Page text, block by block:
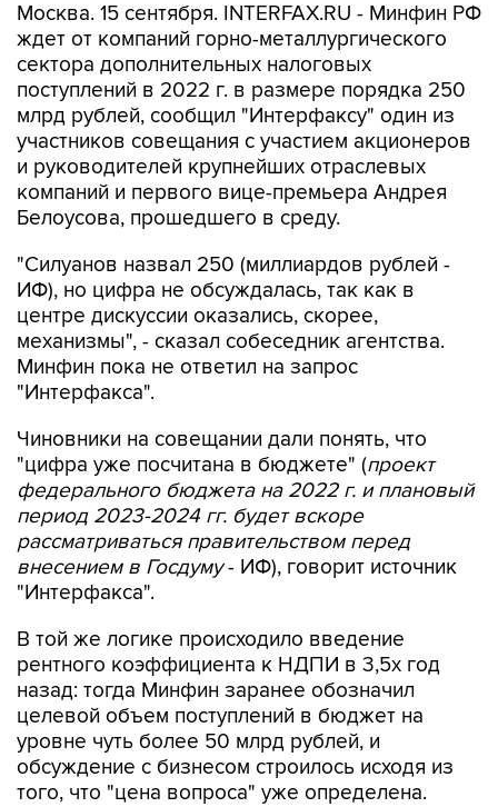
Москва. 15 сентября. INTERFAX.RU - Минфин РФ
ждет от компаний горно-металлургического
сектора дополнительных налоговых
поступлений в 2022 г. в размере порядка 250
млрд рублей, сообщил "Интерфаксу" один из
участников совещания с участием акционеров
и руководителей крупнейших отраслевых
компаний и первого вице-премьера Андрея
Белоусова, прошедшего в среду.
"Силуанов назвал 250 (миллиардов рублей -
ИФ), но цифра не обсуждалась, так как в
центре дискуссии оказались, скорее,
механизмы", - сказал собеседник агентства.
Минфин пока не ответил на запрос
"Интерфакса".
Чиновники на совещании дали понять, что
"цифра уже посчитана в бюджете" (проект
федерального бюджета на 2022 г. и плановый
период 2023-2024 гг. будет вскоре
рассматриваться правительством перед
внесением в Госдуму- ИФ), говорит источник
"Интерфакса".
В той же логике происходило введение
рентного коэффициента к НДПИ в 3,5х год
назад: тогда Минфин заранее обозначил
целевой объем поступлений в бюджет на
уровне чуть более 50 млрд рублей, и
обсуждение с бизнесом строилось исходя из
того, что "цена вопроса" уже определена.